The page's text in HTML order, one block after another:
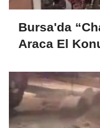
Bursa'da
Araca El